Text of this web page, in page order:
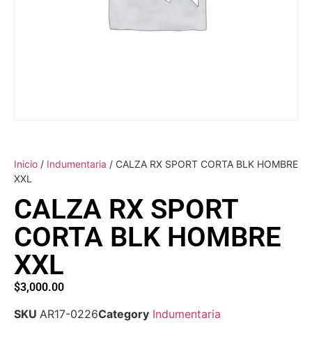
Inicio / Indumentaria / CALZA RX SPORT CORTA BLK HOMBRE
XXL
CALZA RX SPORT
CORTA BLK HOMBRE
XXL
$3,000.00
SKU AR17-0226Category Indumentaria